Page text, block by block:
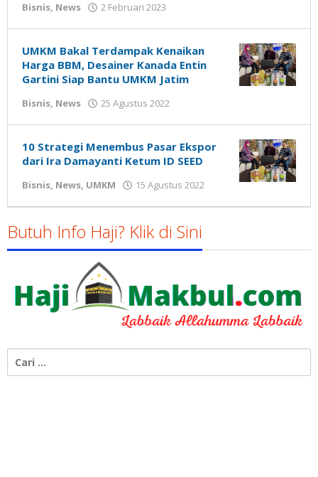
Bisnis, News 2 Februari 2023
Susanto
UMKM Bakal Terdampak Kenaikan
Harga BBM, Desainer Kanada Entin
Gartini Siap Bantu UMKM Jatim
Bisnis, News 25 Agustus 2022
Susanto
10 Strategi Menembus Pasar Ekspor
dari Ira Damayanti Ketum ID SEED
Bisnis, News, UMKM 15 Agustus 2022
Susanto
Butuh Info Haji? Klik di Sini
untuk: